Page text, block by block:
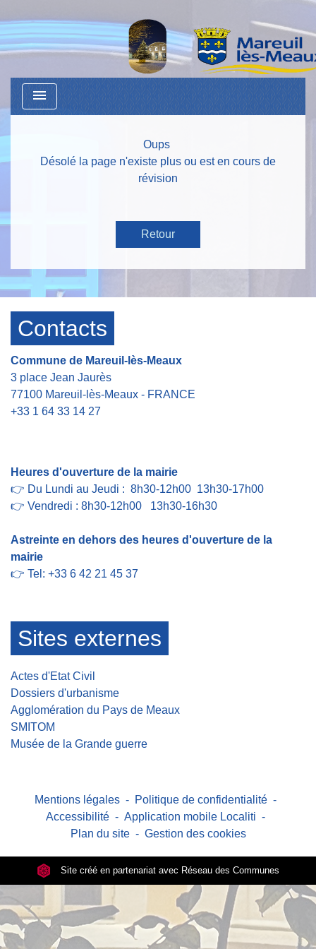
menu
Oups
Désolé la page n'existe plus ou est en cours de
révision
Retour
Contacts
Commune de Mareuil-lès-Meaux
3 place Jean Jaurès
77100 Mareuil-lès-Meaux - FRANCE
+33 1 64 33 14 27
Heures d'ouverture de la mairie
👉 Du Lundi au Jeudi : 8h30-12h00 13h30-17h00
👉 Vendredi : 8h30-12h00 13h30-16h30
Astreinte en dehors des heures d'ouverture de la
mairie
👉 Tel: +33 6 42 21 45 37
Sites externes
Actes d'Etat Civil
Dossiers d'urbanisme
Agglomération du Pays de Meaux
SMITOM
Musée de la Grande guerre
Mentions légales - Politique de confidentialité -
Accessibilité - Application mobile Localiti -
Plan du site - Gestion des cookies
Site créé en partenariat avec Réseau des Communes